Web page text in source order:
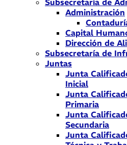
Subsecretaría de
Administración
Capital
Dirección de
Subsecretaría de
Juntas
Junta
Inicial
Junta
Primaria
Junta
Secundaria
Junta